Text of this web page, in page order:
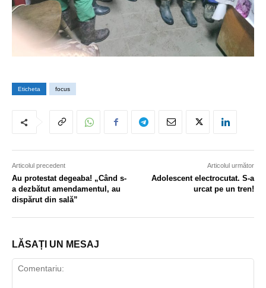
Eticheta focus
Articolul precedent
Au protestat degeaba! „Când s-
a dezbătut amendamentul, au
dispărut din sală”
Articolul următor
Adolescent electrocutat. S-a
urcat pe un tren!
LĂSAȚI UN MESAJ